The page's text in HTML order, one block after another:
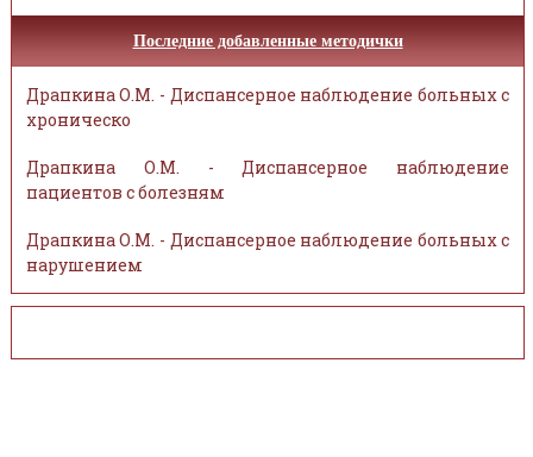
Последние добавленные методички
Драпкина О.М. - Диспансерное наблюдение больных с
хроническо
Драпкина О.М. - Диспансерное наблюдение
пациентов с болезням
Драпкина О.М. - Диспансерное наблюдение больных с
нарушением